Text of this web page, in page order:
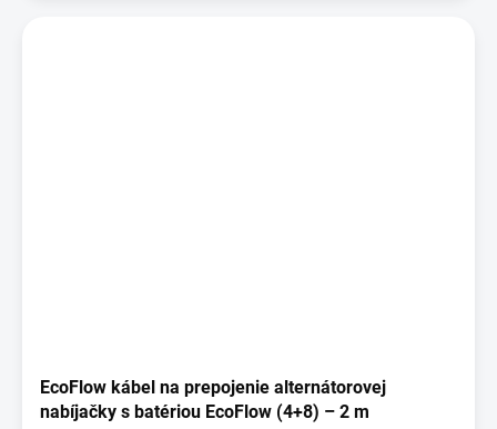
EcoFlow kábel na prepojenie alternátorovej
nabíjačky s batériou EcoFlow (4+8) – 2 m